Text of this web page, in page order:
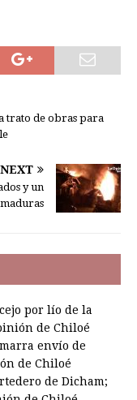
trato de obras para
NEXT
y un
por lío de la
de Chiloé
envío de
de Chiloé
de Dicham;